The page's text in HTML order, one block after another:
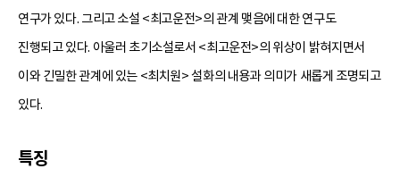
연구가 있다. 그리고 소설 <최고운전>의 관계 맺음에 대한 연구도
진행되고 있다. 아울러 초기소설로서 <최고운전>의 위상이 밝혀지면서
이와 긴밀한 관계에 있는 <최치원> 설화의 내용과 의미가 새롭게 조명되고
있다.
특징